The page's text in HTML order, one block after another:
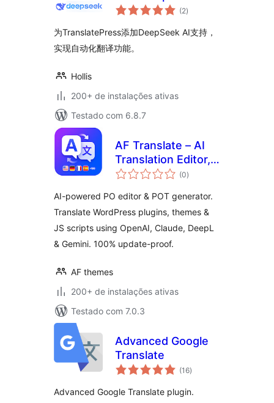
TranslatePress
(2total
de
)
为TranslatePress添加DeepSeek AI支持，
实现自动化翻译功能。
Hollis
200+ de instalações ativas
Testado com 6.8.7
AF Translate – AI
Translation Editor,
PO Editor & POT
WordPress
(0total
de
)
AI-powered PO editor & POT generator.
Translate WordPress plugins, themes &
JS scripts using OpenAI, Claude, DeepL
& Gemini. 100% update-proof.
AF themes
200+ de instalações ativas
Testado com 7.0.3
Advanced Google
Translate
(16total
de
)
Advanced Google Translate plugin.